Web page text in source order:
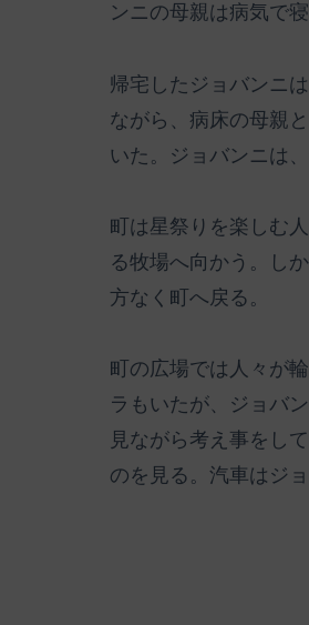
ンニの母親は病気で
帰宅したジョバンニ
ながら、病床の母親
いた。ジョバンニは
町は星祭りを楽しむ
る牧場へ向かう。し
方なく町へ戻る。
町の広場では人々が
ラもいたが、ジョバ
見ながら考え事をし
のを見る。汽車はジ